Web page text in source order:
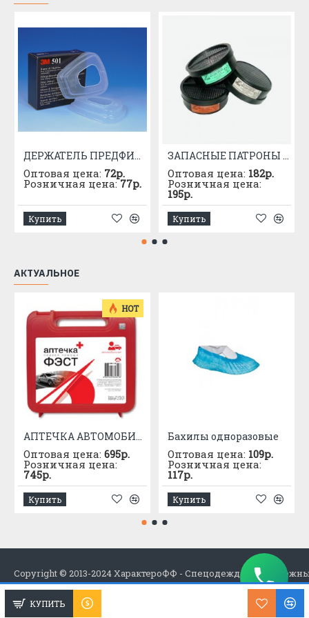
5
Температурный диапазон
использования
от -40 до
+50 °С
6 Гарантийный срок хранения
не менее 6
КУПИТЬ
ДЕРЖАТЕЛЬ ПРЕДФИЛЬТРА 3М 501
Оптовая цена: 72р.
Розничная цена:77р.
Купить
ЗАПАСНЫЕ ПАТРОНЫ К РПГ-67 МАРКИ "А"
Оптовая цена: 182р.
Розничная цена:
195р.
Купить
АКТУАЛЬНОЕ
HOT
АПТЕЧКА АВТОМОБИЛЬНАЯ приказ №1080
Оптовая цена: 695р.
Розничная цена:
745р.
Купить
Бахилы одноразовые
Оптовая цена: 109р.
Розничная цена:
117р.
Купить
Copyright © 2013-2024 ХарактероФФ - Спецодежда в